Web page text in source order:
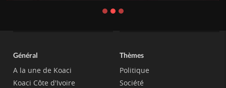
Général
A la une de Koaci
Koaci Côte d'Ivoire
Thèmes
Politique
Société